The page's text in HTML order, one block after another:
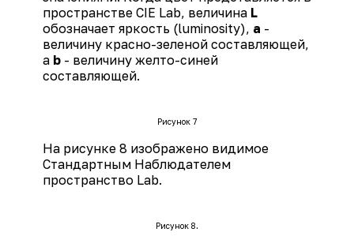
пространстве CIE Lab, величина L
обозначает яркость (luminosity), a -
величину красно-зеленой составляющей,
а b- величину желто-синей
составляющей.
Рисунок 7
На рисунке 8 изображено видимое
Стандартным Наблюдателем
пространство Lab.
Рисунок 8.